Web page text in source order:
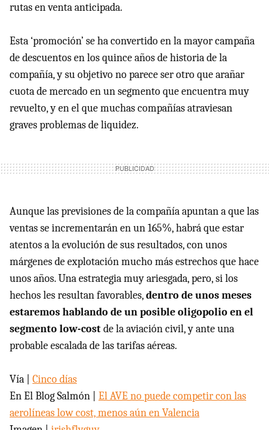
rutas en venta anticipada.
Esta ‘promoción’ se ha convertido en la mayor campaña
de descuentos en los quince años de historia de la
compañía, y su objetivo no parece ser otro que arañar
cuota de mercado en un segmento que encuentra muy
revuelto, y en el que muchas compañías atraviesan
graves problemas de liquidez.
Aunque las previsiones de la compañía apuntan a que las
ventas se incrementarán en un 165%, habrá que estar
atentos a la evolución de sus resultados, con unos
márgenes de explotación mucho más estrechos que hace
unos años. Una estrategia muy ariesgada, pero, si los
hechos les resultan favorables,dentro de unos meses
estaremos hablando de un posible oligopolio en el
segmento low-costde la aviación civil, y ante una
probable escalada de las tarifas aéreas.
Vía | Cinco días
En El Blog Salmón | ElAVEno puede competir con las
aerolíneas low cost, menos aún en Valencia